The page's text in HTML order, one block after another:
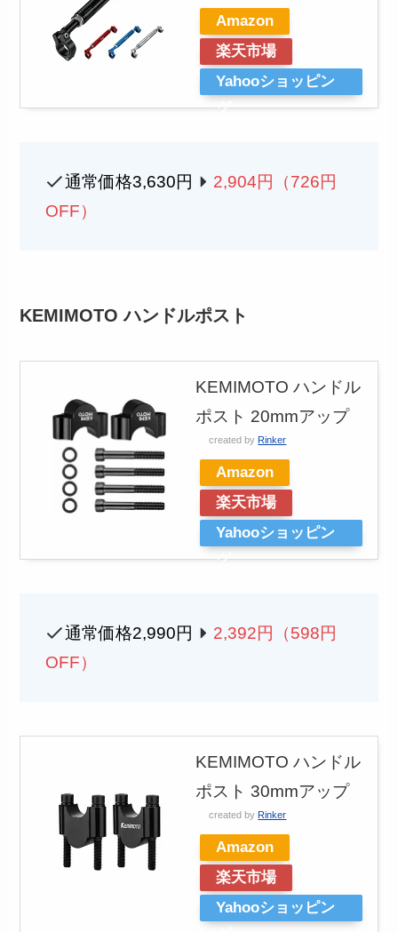
Amazon
楽天市場
Yahooショッピン
グ
通常価格3,630円 2,904円（726円
OFF）
KEMIMOTO ハンドルポスト
KEMIMOTO ハンドル
ポスト 20mmアップ
created by Rinker
Amazon
楽天市場
Yahooショッピン
グ
通常価格2,990円 2,392円（598円
OFF）
KEMIMOTO ハンドル
ポスト 30mmアップ
created by Rinker
Amazon
楽天市場
Yahooショッピン